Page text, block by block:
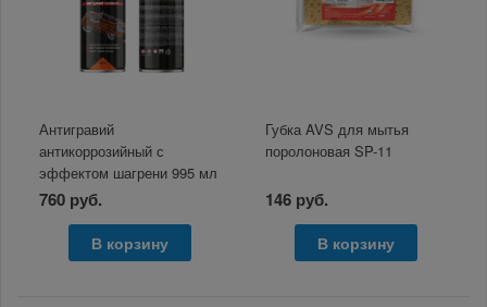
Антигравий
антикоррозийный с
эффектом шагрени 995 мл
MobiCAR серый
760 руб.
В корзину
Губка AVS для мытья
поролоновая SP-11
146 руб.
В корзину